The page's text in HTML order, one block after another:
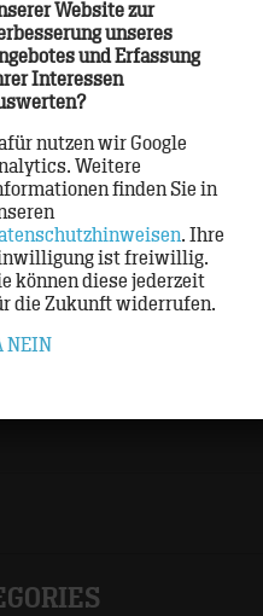
Website zur
unseres
und Erfassung
Interessen
nutzen wir Google
Weitere
finden Sie in
. Ihre
ist freiwillig.
können diese jederzeit
die Zukunft widerrufen.
NEIN